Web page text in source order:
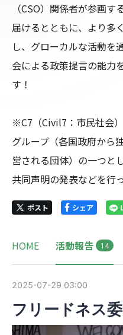
（CSO）関係者が参画
届けるとともに、より多
し、グローカルな活動を
会による政策提言の能力
す！
※C7（Civil7：市民社会
グループ（各国政府から
営される団体）の一つと
共同声明の発表などを行
ポスト シェア
HOME 活動報告 1 4
2025-07-29 03:00
フリードネス